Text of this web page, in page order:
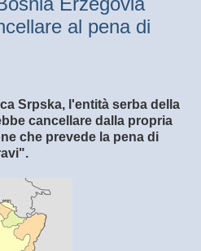
al pena di
Srpska, l'entità serba della
cancellare dalla propria
che prevede la pena di